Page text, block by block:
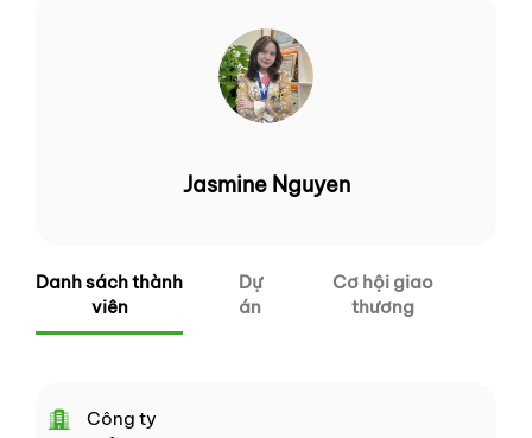
Jasmine Nguyen
Danh sách thành
viên
Dự
án
Cơ hội giao
thương
Công ty